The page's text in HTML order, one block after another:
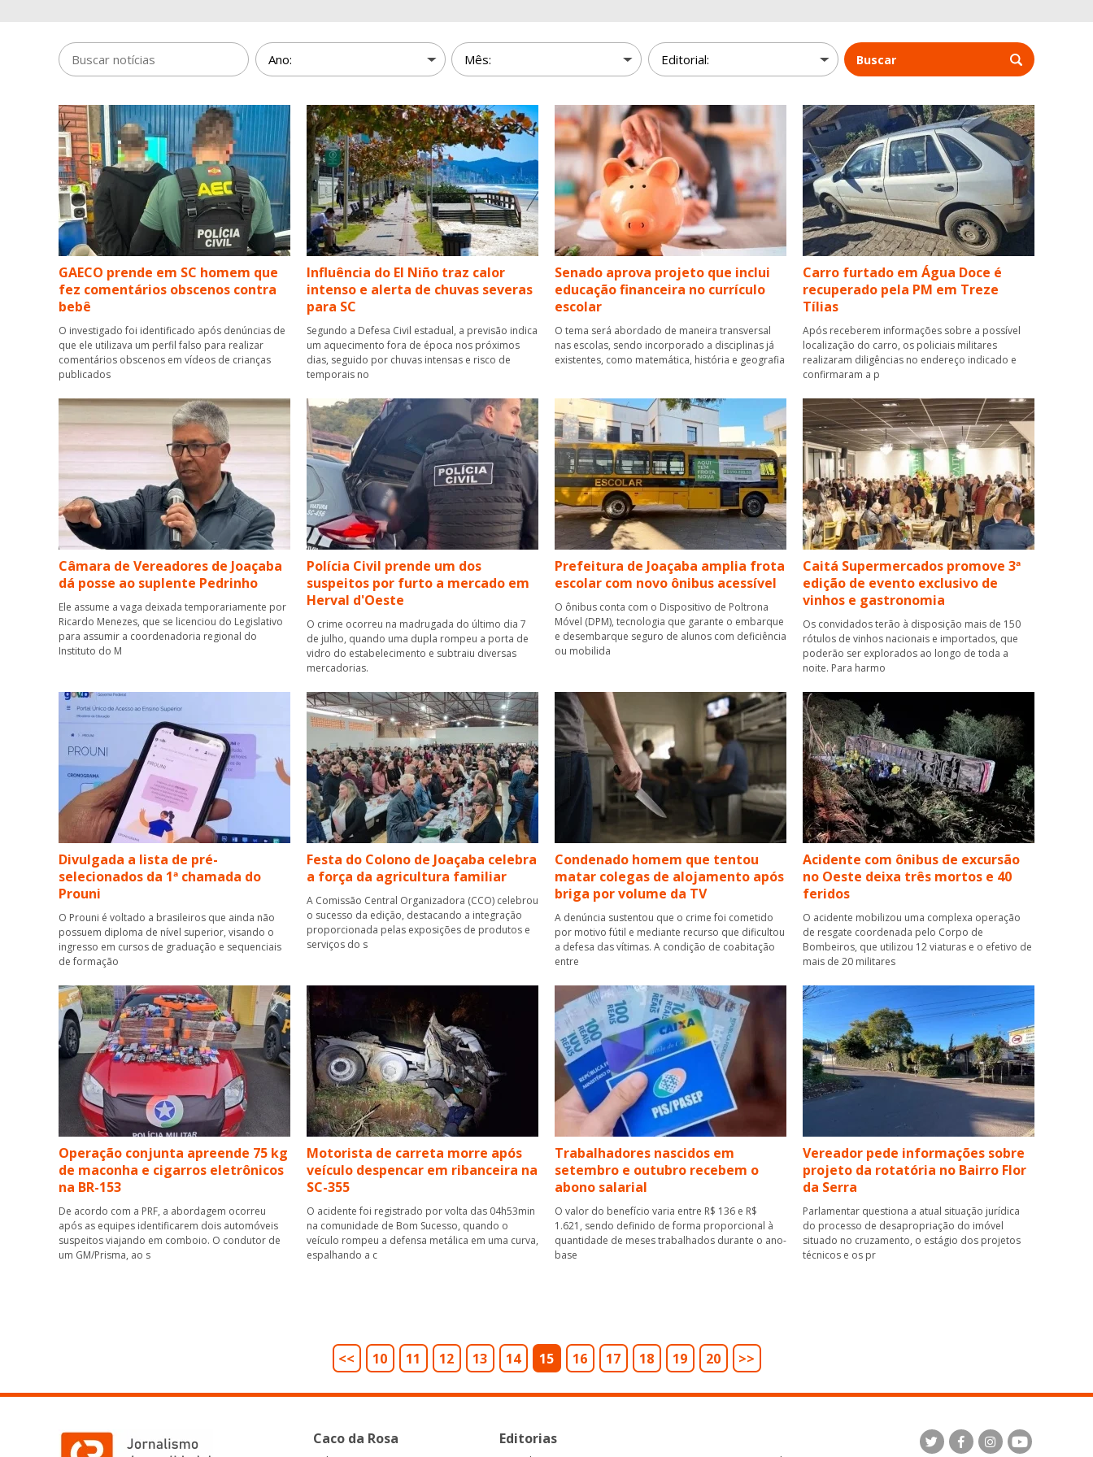
Buscar
GAECO prende em SC homem que
fez comentários obscenos contra
bebê
O investigado foi identificado após denúncias de
que ele utilizava um perfil falso para realizar
comentários obscenos em vídeos de crianças
publicados
Influência do El Niño traz calor
intenso e alerta de chuvas severas
para SC
Segundo a Defesa Civil estadual, a previsão indica
um aquecimento fora de época nos próximos
dias, seguido por chuvas intensas e risco de
temporais no
Senado aprova projeto que inclui
educação financeira no currículo
escolar
O tema será abordado de maneira transversal
nas escolas, sendo incorporado a disciplinas já
existentes, como matemática, história e geografia
Carro furtado em Água Doce é
recuperado pela PM em Treze
Tílias
Após receberem informações sobre a possível
localização do carro, os policiais militares
realizaram diligências no endereço indicado e
confirmaram a p
Câmara de Vereadores de Joaçaba
dá posse ao suplente Pedrinho
Ele assume a vaga deixada temporariamente por
Ricardo Menezes, que se licenciou do Legislativo
para assumir a coordenadoria regional do
Instituto do M
Polícia Civil prende um dos
suspeitos por furto a mercado em
Herval d'Oeste
O crime ocorreu na madrugada do último dia 7
de julho, quando uma dupla rompeu a porta de
vidro do estabelecimento e subtraiu diversas
mercadorias.
Prefeitura de Joaçaba amplia frota
escolar com novo ônibus acessível
O ônibus conta com o Dispositivo de Poltrona
Móvel (DPM), tecnologia que garante o embarque
e desembarque seguro de alunos com deficiência
ou mobilida
Caitá Supermercados promove 3ª
edição de evento exclusivo de
vinhos e gastronomia
Os convidados terão à disposição mais de 150
rótulos de vinhos nacionais e importados, que
poderão ser explorados ao longo de toda a
noite. Para harmo
Divulgada a lista de pré-
selecionados da 1ª chamada do
Prouni
O Prouni é voltado a brasileiros que ainda não
possuem diploma de nível superior, visando o
ingresso em cursos de graduação e sequenciais
de formação
Festa do Colono de Joaçaba celebra
a força da agricultura familiar
A Comissão Central Organizadora (CCO) celebrou
o sucesso da edição, destacando a integração
proporcionada pelas exposições de produtos e
serviços do s
Condenado homem que tentou
matar colegas de alojamento após
briga por volume da TV
A denúncia sustentou que o crime foi cometido
por motivo fútil e mediante recurso que dificultou
a defesa das vítimas. A condição de coabitação
entre
Acidente com ônibus de excursão
no Oeste deixa três mortos e 40
feridos
O acidente mobilizou uma complexa operação
de resgate coordenada pelo Corpo de
Bombeiros, que utilizou 12 viaturas e o efetivo de
mais de 20 militares
Operação conjunta apreende 75 kg
de maconha e cigarros eletrônicos
na BR-153
De acordo com a PRF, a abordagem ocorreu
após as equipes identificarem dois automóveis
suspeitos viajando em comboio. O condutor de
um GM/Prisma, ao s
Motorista de carreta morre após
veículo despencar em ribanceira na
SC-355
O acidente foi registrado por volta das 04h53min
na comunidade de Bom Sucesso, quando o
veículo rompeu a defensa metálica em uma curva,
espalhando a c
Trabalhadores nascidos em
setembro e outubro recebem o
abono salarial
O valor do benefício varia entre R$ 136 e R$
1.621, sendo definido de forma proporcional à
quantidade de meses trabalhados durante o ano-
base
Vereador pede informações sobre
projeto da rotatória no Bairro Flor
da Serra
Parlamentar questiona a atual situação jurídica
do processo de desapropriação do imóvel
situado no cruzamento, o estágio dos projetos
técnicos e os pr
<< 10 11 12 13 14 15 16 17 18 19 20 >>
Caco da Rosa Editorias